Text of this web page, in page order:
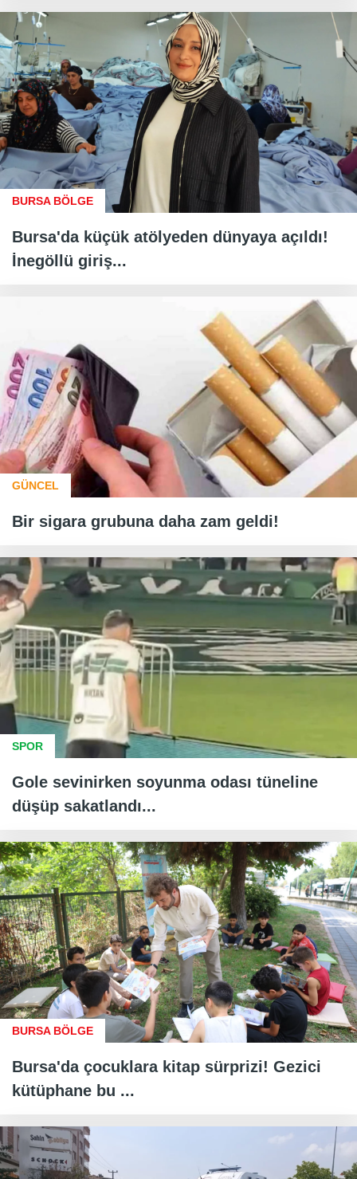
BURSA BÖLGE
Bursa'da küçük atölyeden dünyaya açıldı!
İnegöllü giriş...
GÜNCEL
Bir sigara grubuna daha zam geldi!
SPOR
Gole sevinirken soyunma odası tüneline
düşüp sakatlandı...
BURSA BÖLGE
Bursa'da çocuklara kitap sürprizi! Gezici
kütüphane bu ...